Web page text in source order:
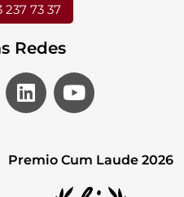
237 73 37
Redes
Premio Cum Laude 2026